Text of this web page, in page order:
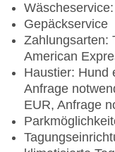
Gepäckservice
Zahlungsarten:
American
Haustier: Hund
Anfrage
EUR, Anfrage